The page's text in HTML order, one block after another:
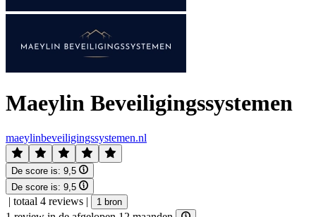
Maeylin Beveiligingssystemen
maeylinbeveiligingssystemen.nl
De score is: 9,5
De score is: 9,5
| totaal 4 reviews | 1 bron